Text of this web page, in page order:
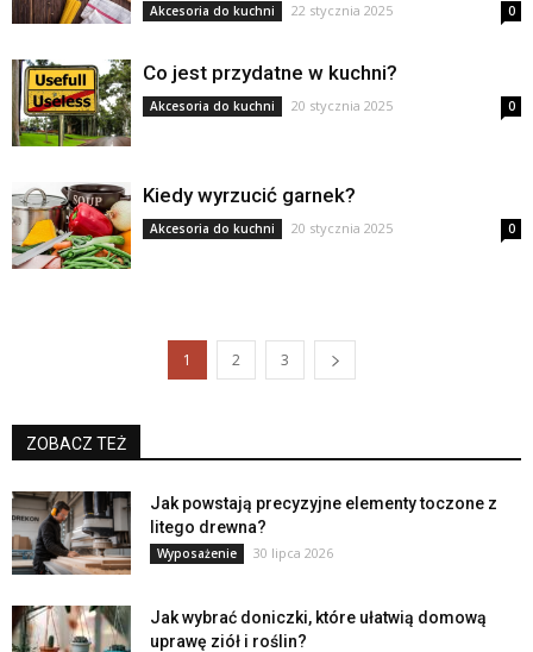
Akcesoria do kuchni 22 stycznia 2025 0
Co jest przydatne w kuchni?
Akcesoria do kuchni 20 stycznia 2025 0
Kiedy wyrzucić garnek?
Akcesoria do kuchni 20 stycznia 2025 0
1 2 3
ZOBACZ TEŻ
Jak powstają precyzyjne elementy toczone z
litego drewna?
Wyposażenie 30 lipca 2026
Jak wybrać doniczki, które ułatwią domową
uprawę ziół i roślin?